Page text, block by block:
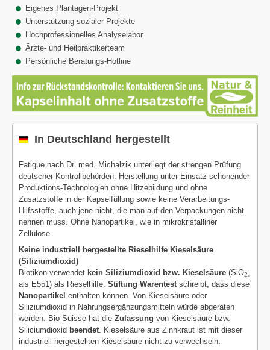
Eigenes Plantagen-Projekt
Unterstützung sozialer Projekte
Hochprofessionelles Analyselabor
Ärzte- und Heilpraktikerteam
Persönliche Beratungs-Hotline
In Deutschland hergestellt
Fatigue nach Dr. med. Michalzik unterliegt der strengen Prüfung
deutscher Kontrollbehörden. Herstellung unter Einsatz schonender
Produktions-Technologien ohne Hitzebildung und ohne
Zusatzstoffe in der Kapselfüllung sowie keine Verarbeitungs-
Hilfsstoffe, auch jene nicht, die man auf den Verpackungen nicht
nennen muss. Ohne Nanopartikel, wie in mikrokristalliner
Zellulose.
Keine industriell hergestellte Rieselhilfe Kieselsäure
(Siliziumdioxid)
Biotikon verwendet kein Siliziumdioxid bzw. Kieselsäure (SiO2
als E551) als Rieselhilfe. Stiftung Warentest schreibt, dass diese
Nanopartikel enthalten können. Von Kieselsäure oder
Siliziumdioxid in Nahrungsergänzungsmitteln würde abgeraten
werden. Bio Suisse hat die Zulassung von Kieselsäure bzw.
Siliciumdioxid beendet . Kieselsäure aus Zinnkraut ist mit dieser
industriell hergestellten Kieselsäure nicht zu verwechseln.